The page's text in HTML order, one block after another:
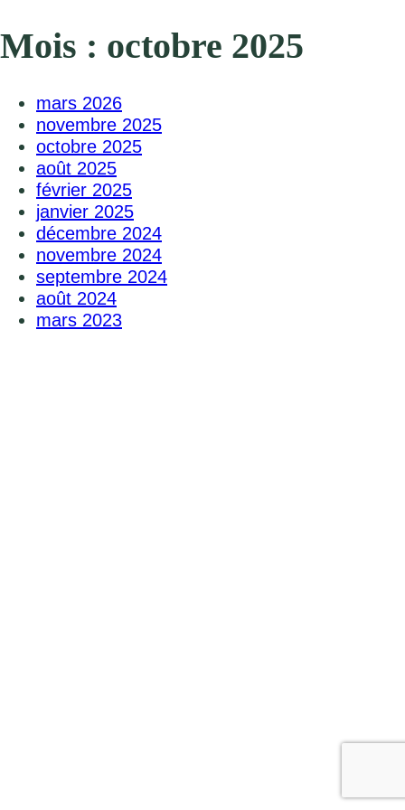
Mois : octobre 2025
mars 2026
novembre 2025
octobre 2025
août 2025
février 2025
janvier 2025
décembre 2024
novembre 2024
septembre 2024
août 2024
mars 2023